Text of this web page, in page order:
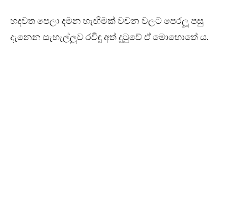
හදවත පෙලා දමන හැඟීමක් වචන වලට පෙරලූ පසු
දැනෙන සැහැල්ලුව රවිඳු අත් දුටුවේ ඒ මොහොතේ ය.